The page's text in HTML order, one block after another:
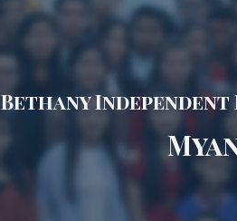
Bethany